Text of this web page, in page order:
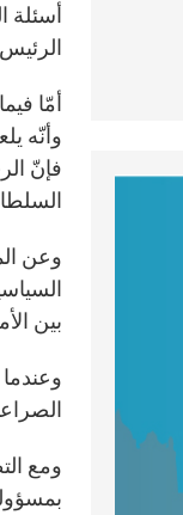
أسئلة
أمّا
وأنّه
فإنّ
وعن
بين
ومع